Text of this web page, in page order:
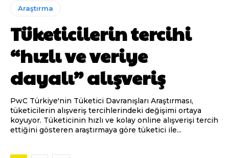
Araştırma
Tüketicilerin tercihi
“hızlı ve veriye
dayalı” alışveriş
PwC Türkiye'nin Tüketici Davranışları Araştırması,
tüketicilerin alışveriş tercihlerindeki değişimi ortaya
koyuyor. Tüketicinin hızlı ve kolay online alışverişi tercih
ettiğini gösteren araştırmaya göre tüketici ile...